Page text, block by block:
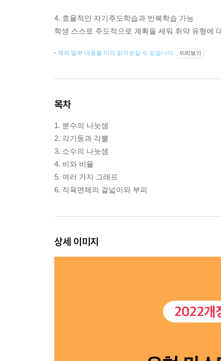
4. 효율적인 자기주도학습과 반복학습 가능
학생 스스로 주도적으로 계획을 세워 취약 유형에
책의 일부 내용을 미리 읽어보실 수 있습니다. 미리보기
목차
1. 분수의 나눗셈
2. 각기둥과 각뿔
3. 소수의 나눗셈
4. 비와 비율
5. 여러 가지 그래프
6. 직육면체의 겉넓이와 부피
상세 이미지